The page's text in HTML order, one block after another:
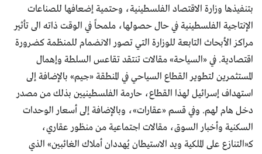
بتنفيذها وزارة الاقتصاد الفلسطينية، وحتمية إضعافها للصناعات
الإنتاجية الفلسطينية في حال حصولها، ملمحاً في الوقت ذاته الى تأثير
مراكز الأبحاث التابعة للوزارة التي تصور الانضمام للمنظمة كضرورة
اقتصادية. في «السياحة» مقالات تنتقد تقاعس السلطة وإهمال
المستثمرين لتطوير القطاع السياحي في المنطقة «جيم» بالإضافة إلى
استهداف إسرائيل لهذا القطاع، حارمة الفلسطينيين بذلك من مصدر
دخل هام لهم. وفي قسم «عقارات»، وبالإضافة إلى أسعار الوحدات
السكنية وأخبار السوق، مقالات اجتماعية من منظور عقاري،
كـ«التنازع على الملكية ويد الاستيطان يُهددان أملاك الغائبين» الذي